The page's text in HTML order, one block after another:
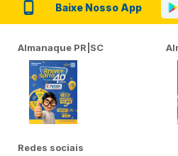
Baixe Nosso App
Almanaque PR|SC
Redes sociais